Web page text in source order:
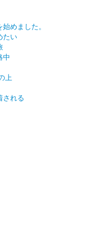
めました。
たい
中
上
される